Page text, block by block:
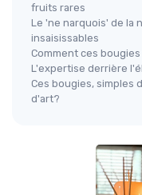
fruits rares
Le 'ne narquois' de la
insaisissables
Comment ces
L'expertise derrière
Ces bougies, simples
d'art?